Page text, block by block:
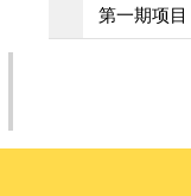
第一期项目